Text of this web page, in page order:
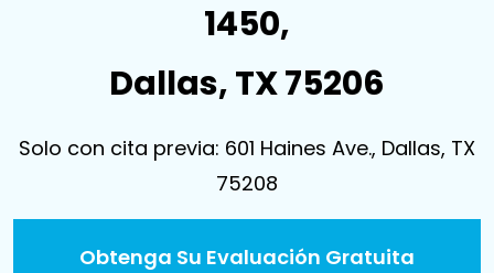
1450,
Dallas, TX 75206
Solo con cita previa: 601 Haines Ave., Dallas, TX
75208
Obtenga Su Evaluación Gratuita